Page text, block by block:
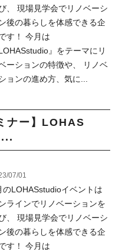
、 現場見学会でリノベーシ
後の暮らしを体感できる企
す！ 今月は
LOHASstudio』をテーマにリ
ーションの特徴や、 リノベ
ョンの進め方、気に...
ナー】LOHAS
07/01
のLOHASstudioイベントは
ラインでリノベーションを
、 現場見学会でリノベーシ
後の暮らしを体感できる企
す！ 今月は